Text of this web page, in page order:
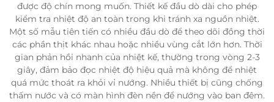
được độ chín mong muốn. Thiết kế đầu dò dài cho phép
kiểm tra nhiệt độ an toàn trong khi tránh xa nguồn nhiệt.
Một số mẫu tiên tiến có nhiều đầu dò để theo dõi đồng thời
các phần thịt khác nhau hoặc nhiều vùng cắt lớn hơn. Thời
gian phản hồi nhanh của nhiệt kế, thường trong vòng 2-3
giây, đảm bảo đọc nhiệt độ hiệu quả mà không để nhiệt
quá mức thoát ra khỏi vỉ nướng. Nhiều thiết bị cũng chống
thấm nước và có màn hình đèn nền để nướng vào ban đêm.